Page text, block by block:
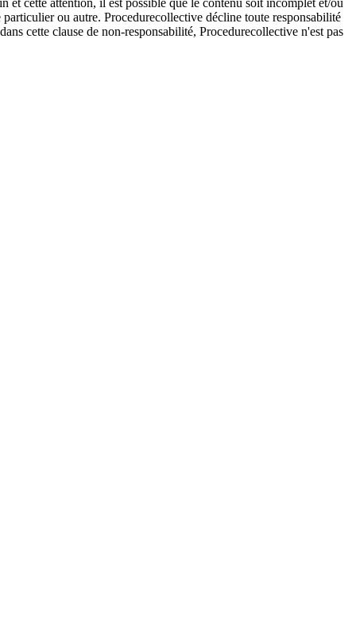
ou autre. Procedurecollective décline toute responsabilité
cette clause de non-responsabilité, Procedurecollective n'est pas